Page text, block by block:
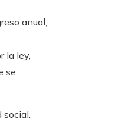
anual,
la ley,
se
social.